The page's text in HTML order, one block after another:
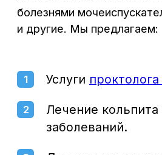
Воронеж, Средне-Московская, 29
Написать нам: info@cclinika.ru
Пн – Пт: 8:00 – 20:00
Онлайн-запись